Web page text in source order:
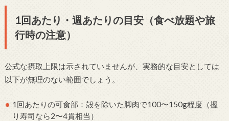
1回あたり・週あたりの目安（食べ放題や旅
行時の注意）
公式な摂取上限は示されていませんが、実務的な目安としては
以下が無理のない範囲でしょう。
1回あたりの可食部：殻を除いた脚肉で100〜150g程度（握
り寿司なら2〜4貫相当）